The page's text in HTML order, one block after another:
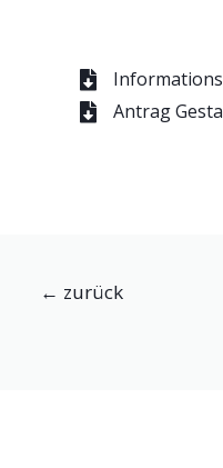
Antrag
← zurück